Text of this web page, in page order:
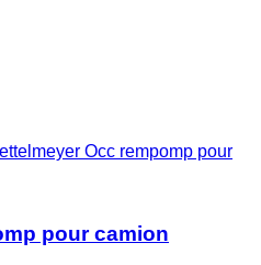
Occ rempomp pour
pour camion